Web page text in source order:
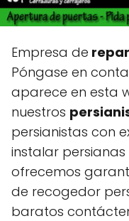
Empresa de
Póngase en
aparece en esta
nuestros
persianistas con
instalar
ofrecemos
de recogedor
baratos